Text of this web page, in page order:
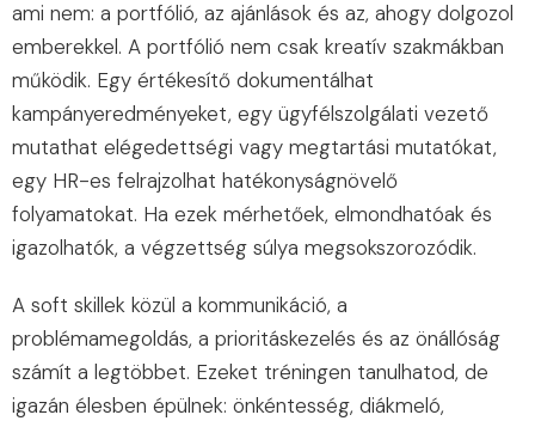
ami nem: a portfólió, az ajánlások és az, ahogy dolgozol
emberekkel. A portfólió nem csak kreatív szakmákban
működik. Egy értékesítő dokumentálhat
kampányeredményeket, egy ügyfélszolgálati vezető
mutathat elégedettségi vagy megtartási mutatókat,
egy HR-es felrajzolhat hatékonyságnövelő
folyamatokat. Ha ezek mérhetőek, elmondhatóak és
igazolhatók, a végzettség súlya megsokszorozódik.
A soft skillek közül a kommunikáció, a
problémamegoldás, a prioritáskezelés és az önállóság
számít a legtöbbet. Ezeket tréningen tanulhatod, de
igazán élesben épülnek: önkéntesség, diákmeló,